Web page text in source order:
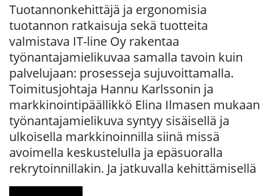
Tuotannonkehittäjä ja ergonomisia
tuotannon ratkaisuja sekä tuotteita
valmistava IT-line Oy rakentaa
työnantajamielikuvaa samalla tavoin kuin
palvelujaan: prosesseja sujuvoittamalla.
Toimitusjohtaja Hannu Karlssonin ja
markkinointipäällikkö Elina Ilmasen mukaan
työnantajamielikuva syntyy sisäisellä ja
ulkoisella markkinoinnilla siinä missä
avoimella keskustelulla ja epäsuoralla
rekrytoinnillakin. Ja jatkuvalla kehittämisellä